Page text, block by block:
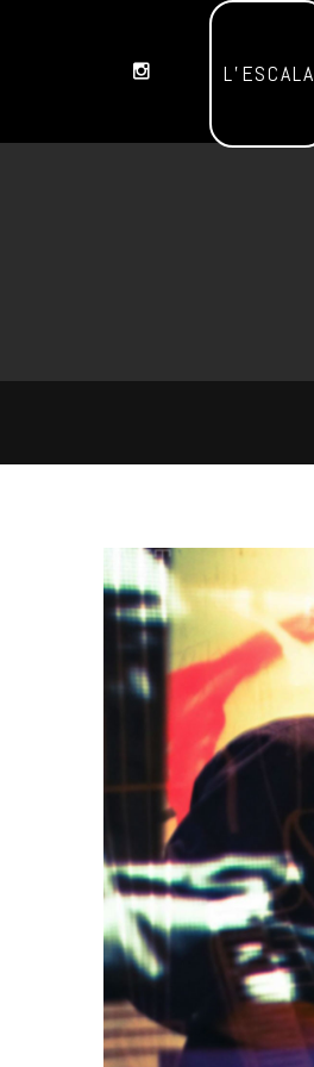
L’ESCALA